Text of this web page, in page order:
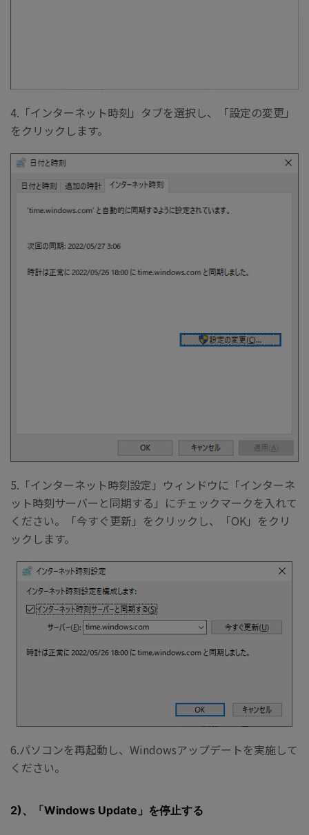
4.「インターネット時刻」タブを選択し、「設定の変更」
をクリックします。
5.「インターネット時刻設定」ウィンドウに「インターネ
ット時刻サーバーと同期する」にチェックマークを入れて
ください。「今すぐ更新」をクリックし、「OK」をクリ
ックします。
6.パソコンを再起動し、Windowsアップデートを実施して
ください。
2)、「Windows Update」を停止する